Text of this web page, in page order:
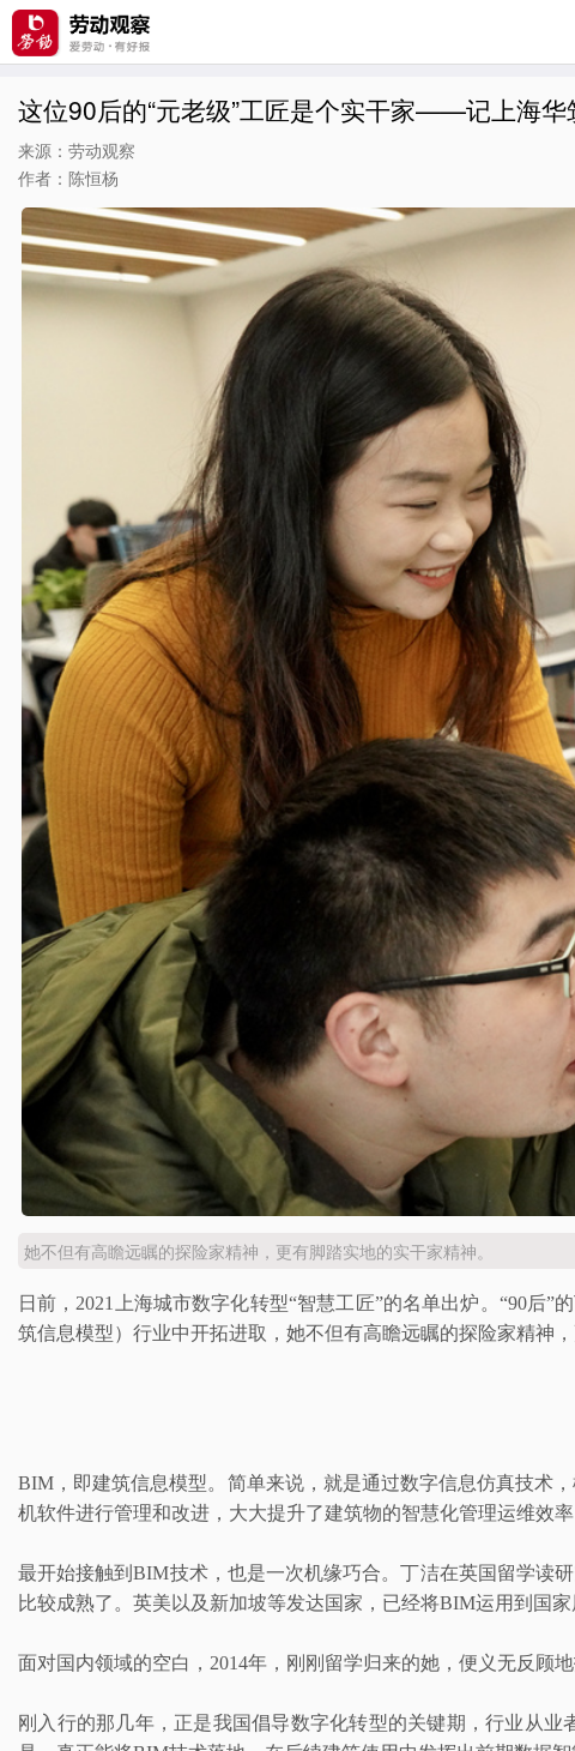
这位90后的“元老级”工匠是个实干家——记上海
来源：劳动观察
作者：陈恒杨
她不但有高瞻远瞩的探险家精神，更有脚踏实地的实干家精神。
日前，2021上海城市数字化转型“智慧工匠”的名单出炉。“90后
筑信息模型）行业中开拓进取，她不但有高瞻远瞩的探险家精神
BIM，即建筑信息模型。简单来说，就是通过数字信息仿真技术
机软件进行管理和改进，大大提升了建筑物的智慧化管理运维效率
最开始接触到BIM技术，也是一次机缘巧合。丁洁在英国留学读
比较成熟了。英美以及新加坡等发达国家，已经将BIM运用到国
面对国内领域的空白，2014年，刚刚留学归来的她，便义无反顾
刚入行的那几年，正是我国倡导数字化转型的关键期，行业从